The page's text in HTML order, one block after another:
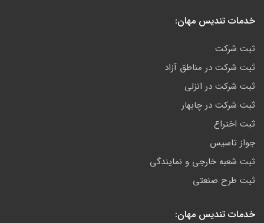
خدمات تندیس مهان:
ثبت شرکت
ثبت شرکت در مناطق آزاد
ثبت شرکت در انزلی
ثبت شرکت در چابهار
ثبت اختراع
جواز تاسیس
ثبت شعبه خارجی و نمایندگی
ثبت طرح صنعتی
خدمات تندیس مهان: